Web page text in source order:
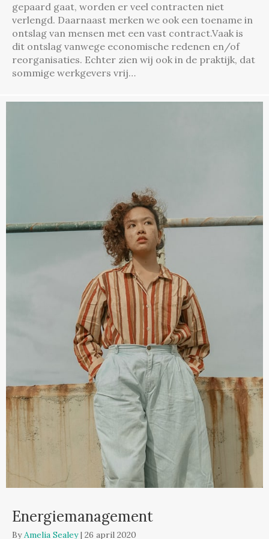
gepaard gaat, worden er veel contracten niet
verlengd. Daarnaast merken we ook een toename in
ontslag van mensen met een vast contract.Vaak is
dit ontslag vanwege economische redenen en/of
reorganisaties. Echter zien wij ook in de praktijk, dat
sommige werkgevers vrij…
Energiemanagement
ByAmelia Sealey | 26 april 2020